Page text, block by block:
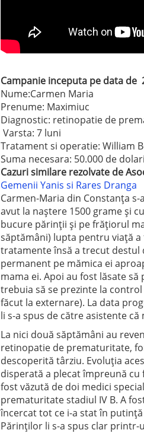
Campanie inceputa pe data de
Nume:Carmen Maria
Prenume: Maximiuc
Diagnostic: retinopatie de
Varsta: 7 luni
Tratament si operatie: William
Suma necesara: 50.000 de dolari
Cazuri similare rezolvate de
Gemenii Yanis si Rares Dranga
Carmen-Maria din Constanţa
avut la naştere 1500 grame şi
bucure părinţii şi pe frăţiorul
săptămâni) lupta pentru viaţă
tratamente însă a trecut destul
permanent pe mămica ei
mama ei. Apoi au fost lăsate
trebuia să se prezinte la
făcut la externare). La data
li s-a spus de către asistente
La nici două săptămâni au
retinopatie de prematuritate,
descoperită târziu. Evoluţia
disperată a plecat împreună cu
fost văzută de doi medici
prematuritate stadiul IV B. A
încercat tot ce i-a stat în
Părinţilor li s-a spus clar printr-